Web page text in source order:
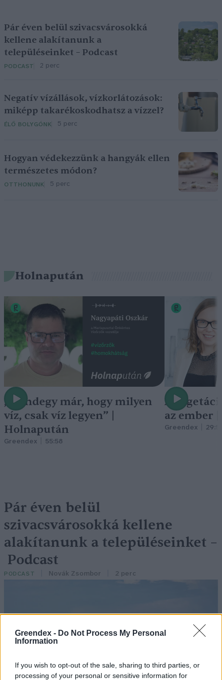
Greendex - Do Not Process My Personal
Information
If you wish to opt-out of the sale, sharing to third parties, or
processing of your personal or sensitive information for
Pár éven belül szivacsvárosokká
kellene alakítanunk a
településeinket – Podcast
PODCAST 2 perc
Negatív vízállások, vízkorlátozások:
miképp takarékoskodhatsz a vízzel?
ÉLŐ BOLYGÓNK 5 perc
Hogyan védekezzünk a hangyák ellen
természetes módon?
OTTHONUNK 5 perc
Holnapután
„Mindegy már, hogy milyen
víz, csak víz legyen” |
Holnapután
Greendex 55:58
A
az ember
Greendex
Pár éven belül
szivacsvárosokká kellene
alakítanunk a településeinket –
Podcast
PODCAST Novák Zsombor 2 perc